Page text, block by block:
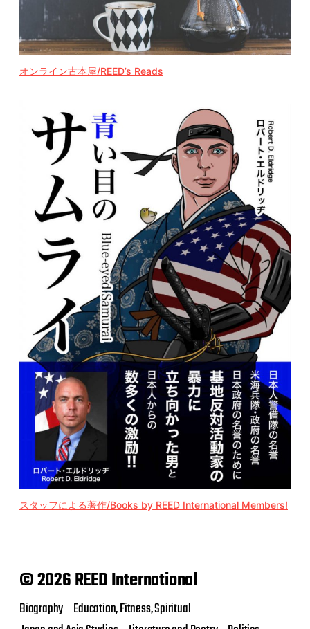
オンライン古本屋/REED’s Reads
スタッフによる著作/Books by REED International Members!
© 2026 REED International
Biography Education, Fitness, Spiritual